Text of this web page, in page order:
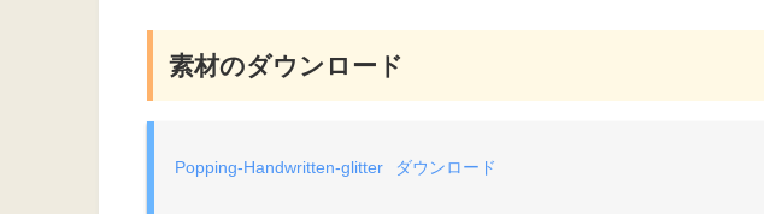
素材のダウンロード
Popping-Handwritten-glitter ダウンロード